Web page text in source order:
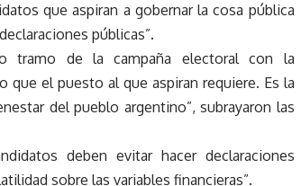
que aspiran a gobernar la cosa pública
públicas”.
tramo de la campaña electoral con la
el puesto al que aspiran requiere. Es la
del pueblo argentino”, subrayaron las
deben evitar hacer declaraciones
sobre las variables financieras”.